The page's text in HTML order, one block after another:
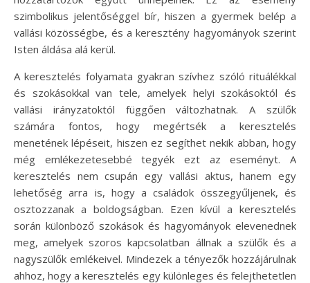
szimbolikus jelentőséggel bír, hiszen a gyermek belép a
vallási közösségbe, és a keresztény hagyományok szerint
Isten áldása alá kerül.
A keresztelés folyamata gyakran szívhez szóló rituálékkal
és szokásokkal van tele, amelyek helyi szokásoktól és
vallási irányzatoktól függően változhatnak. A szülők
számára fontos, hogy megértsék a keresztelés
menetének lépéseit, hiszen ez segíthet nekik abban, hogy
még emlékezetesebbé tegyék ezt az eseményt. A
keresztelés nem csupán egy vallási aktus, hanem egy
lehetőség arra is, hogy a családok összegyűljenek, és
osztozzanak a boldogságban. Ezen kívül a keresztelés
során különböző szokások és hagyományok elevenednek
meg, amelyek szoros kapcsolatban állnak a szülők és a
nagyszülők emlékeivel. Mindezek a tényezők hozzájárulnak
ahhoz, hogy a keresztelés egy különleges és felejthetetlen